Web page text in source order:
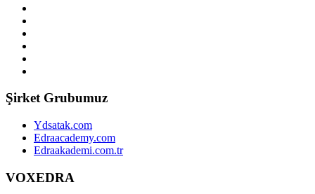
Şirket Grubumuz
Ydsatak.com
Edraacademy.com
Edraakademi.com.tr
VOXEDRA